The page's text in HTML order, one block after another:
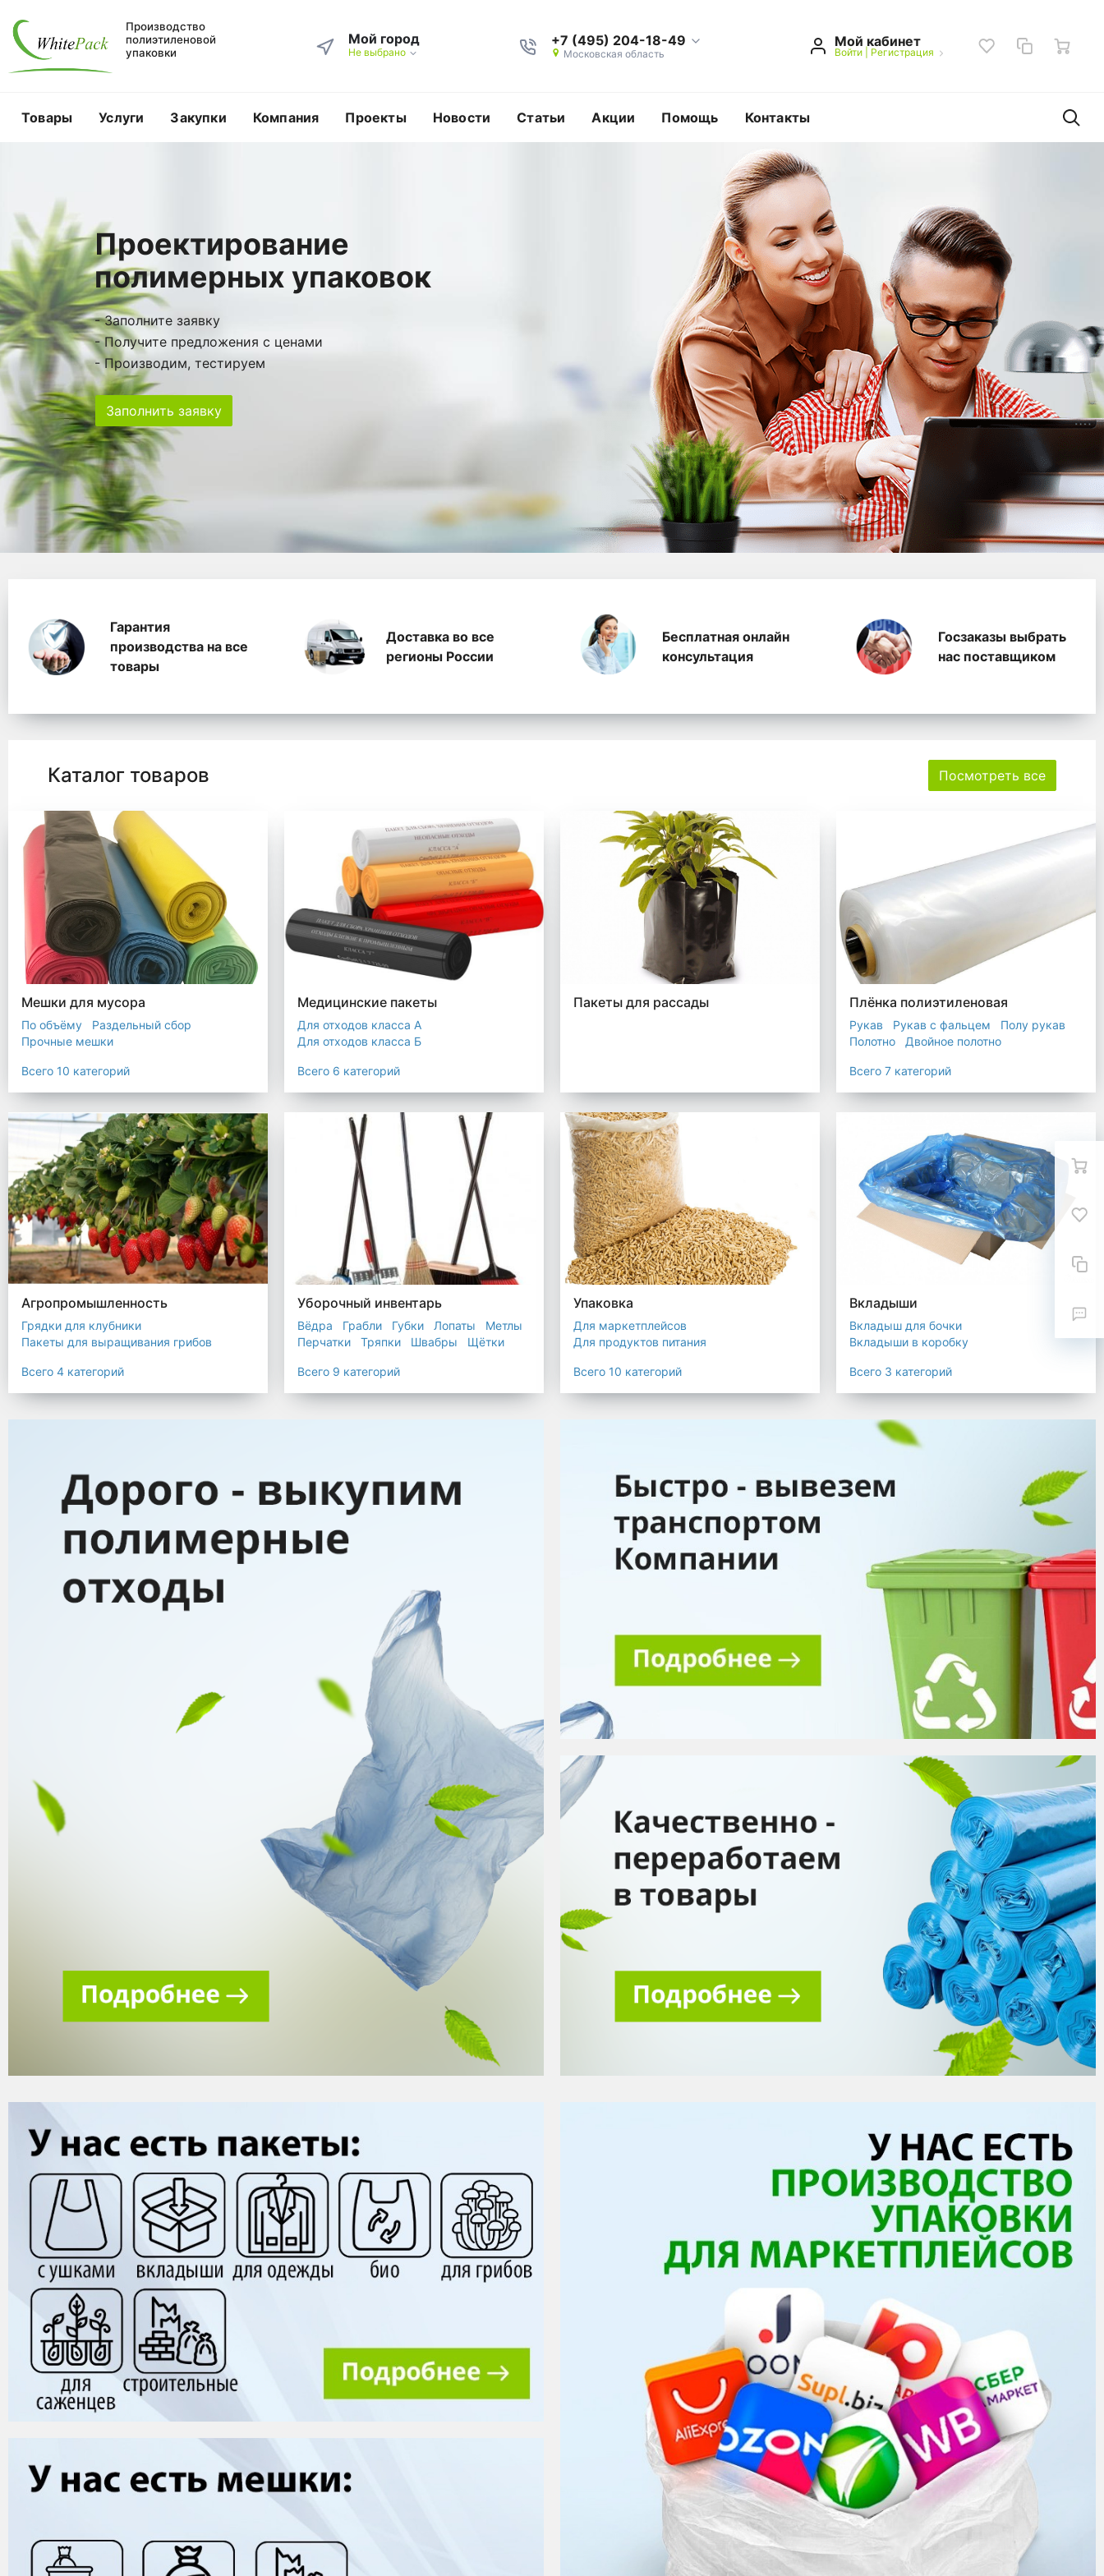
Производство
полиэтиленовой
упаковки
Мой город
Не выбрано
+7 (495) 204-18-49
Московская область
Мой кабинет
Войти| Регистрация
Товары Услуги Закупки Компания Проекты Новости Статьи Акции Помощь Контакты
Проектирование
полимерных упаковок
- Заполните заявку
- Получите предложения с ценами
- Производим, тестируем
Заполнить заявку
WhitePack переработка полиэтилена, производство полимерных
Гарантия
производства на все
товары
Доставка во все
регионы России
Бесплатная онлайн
консультация
Госзаказы выбрать
нас поставщиком
Каталог товаров Посмотреть все
Мешки для мусора
По объёму
Раздельный сбор
Прочные мешки
Мешки для евроконтейнера
Мешки с ушками
Прозрачные мешки
Мешки строительные
Мешок для листьев
Всего 10 категорий
Медицинские пакеты
Для отходов класса А
Для отходов класса Б
Для отходов класса Г
Для отходов класса Д
Всего 6 категорий
Пакеты для рассады Плёнка полиэтиленовая
Рукав Рукав с фальцем
Полу рукав
Полотно
Двойное полотно
Всего 7 категорий
Агропромышленность
Грядки для клубники
Пакеты для выращивания грибов
Мульчирующая пленка
Всего 4 категорий
Уборочный инвентарь
Вёдра Грабли Губки Лопаты
Метлы
Перчатки
Тряпки Швабры Щётки
Всего 9 категорий
Упаковка
Для маркетплейсов
Для продуктов питания
Для сыпучих товаров
Мешки
Пакеты
Пленка
Всего 10 категорий
Вкладыши
Вкладыш для бочки
Вкладыши в коробку
Всего 3 категорий